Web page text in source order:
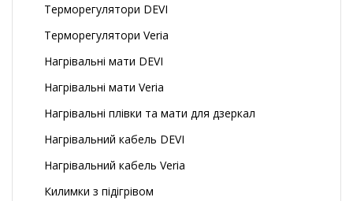
Терморегулятори DEVI
Терморегулятори Veria
Нагрівальні мати DEVI
Нагрівальні мати Veria
Нагрівальні плівки та мати для дзеркал
Нагрівальний кабель DEVI
Нагрівальний кабель Veria
Килимки з підігрівом